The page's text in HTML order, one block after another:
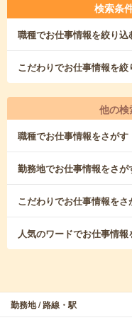
検索条
職種でお仕事情報を絞り込
こだわりでお仕事情報を絞
他の検
職種でお仕事情報をさがす
勤務地でお仕事情報をさが
こだわりでお仕事情報をさ
人気のワードでお仕事情報
勤務地 / 路線・駅